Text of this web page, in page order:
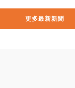
更多最新新聞